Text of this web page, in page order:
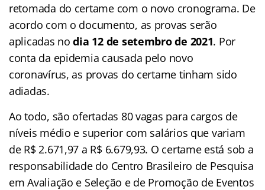
retomada do certame com o novo cronograma. De
acordo com o documento, as provas serão
aplicadas no dia 12 de setembro de 2021. Por
conta da epidemia causada pelo novo
coronavírus, as provas do certame tinham sido
adiadas.
Ao todo, são ofertadas 80 vagas para cargos de
níveis médio e superior com salários que variam
de R$ 2.671,97 a R$ 6.679,93. O certame está sob a
responsabilidade do Centro Brasileiro de Pesquisa
em Avaliação e Seleção e de Promoção de Eventos